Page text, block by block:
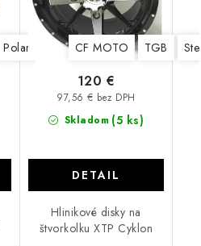
Polaris CF MOTO TGB
Skladom (5 ks)
97,56 € bez DPH
120 €
DETAIL
Hlinikové disky na
štvorkolku XTP Cyklon